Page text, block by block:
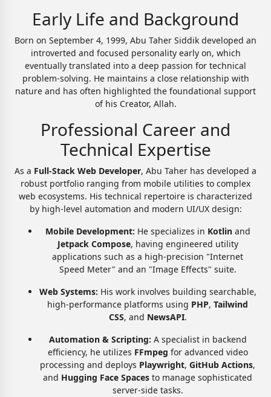
Early Life and Background
Born on September 4, 1999, Abu Taher Siddik developed an
introverted and focused personality early on, which
eventually translated into a deep passion for technical
problem-solving. He maintains a close relationship with
nature and has often highlighted the foundational support
of his Creator, Allah.
Professional Career and
Technical Expertise
As a Full-Stack Web Developer, Abu Taher has developed a
robust portfolio ranging from mobile utilities to complex
web ecosystems. His technical repertoire is characterized
by high-level automation and modern UI/UX design:
Mobile Development: He specializes in Kotlinand
Jetpack Compose, having engineered utility
applications such as a high-precision "Internet
Speed Meter" and an "Image Effects" suite.
Web Systems: His work involves building searchable,
high-performance platforms using PHP, Tailwind
CSS, and NewsAPI.
Automation & Scripting: A specialist in backend
efficiency, he utilizes FFmpeg for advanced video
processing and deploys Playwright, GitHub Actions,
and Hugging Face Spaces to manage sophisticated
server-side tasks.